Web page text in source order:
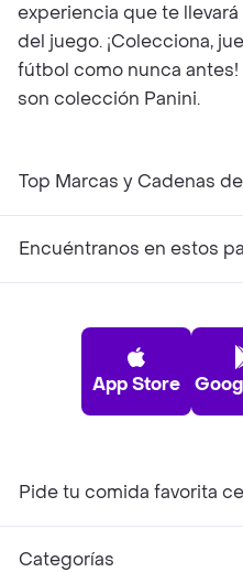
experiencia que te
del juego. ¡Colecciona,
fútbol como nunca antes!
son colección Panini.
Top Marcas y Cadenas
Encuéntranos en estos
App Store
Pide tu comida favorita
Categorías